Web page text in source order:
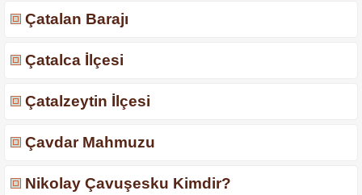
Çatalan Barajı
Çatalca İlçesi
Çatalzeytin İlçesi
Çavdar Mahmuzu
Nikolay Çavuşesku Kimdir?